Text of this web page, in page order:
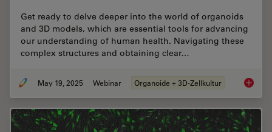
Get ready to delve deeper into the world of organoids
and 3D models, which are essential tools for advancing
our understanding of human health. Navigating these
complex structures and obtaining clear…
May 19, 2025 Webinar Organoide + 3D-Zellkultur